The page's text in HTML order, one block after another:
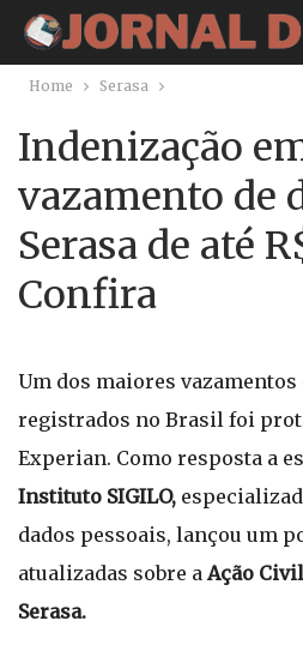
Home Serasa
Indenização
vazamento de
Serasa de até
Confira
Um dos maiores vazamentos
registrados no Brasil foi
Experian. Como resposta a
Instituto SIGILO,
dados pessoais, lançou um
atualizadas sobre aAção
Serasa.